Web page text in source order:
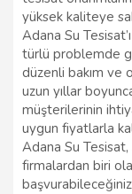
yüksek kaliteye
Adana Su
türlü problemde
düzenli bakım ve
uzun yıllar
müşterilerinin
uygun fiyatlarla
Adana Su
firmalardan biri